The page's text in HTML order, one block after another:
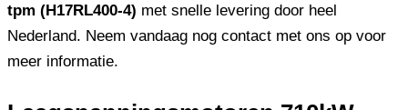
tpm (H17RL400-4) met snelle levering door heel
Nederland. Neem vandaag nog contact met ons op voor
meer informatie.